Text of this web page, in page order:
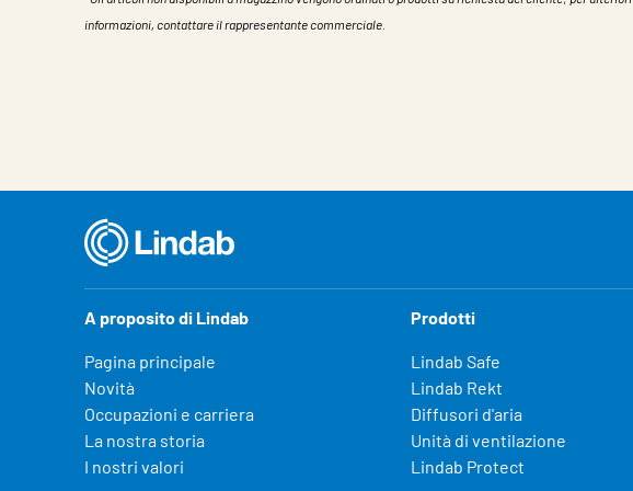
informazioni, contattare il rappresentante commerciale.
A proposito di Lindab
Pagina principale
Novità
Occupazioni e carriera
La nostra storia
I nostri valori
Prodotti
Lindab Safe
Lindab Rekt
Diffusori d'aria
Unità di ventilazione
Lindab Protect